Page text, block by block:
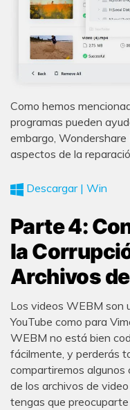
Como hemos
programas pueden
embargo,
aspectos de la
Descargar | Win
Parte 4:
la
Archivos
Los videos WEBM son
YouTube como para
WEBM no está bien
fácilmente, y perderás
compartiremos algunos
de los archivos de
tengas que